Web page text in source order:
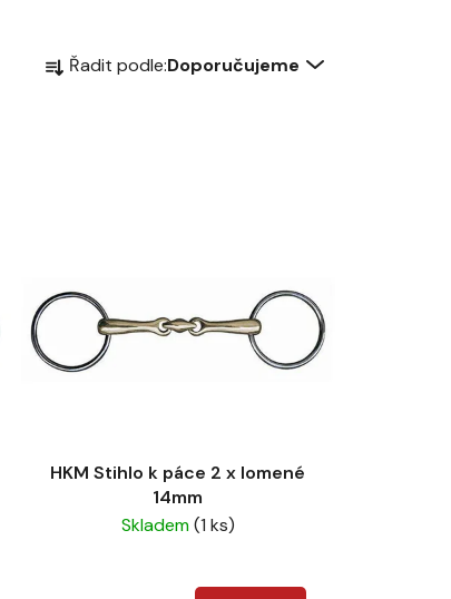
a
d
k
Řadit podle:Doporučujeme
HKM Stihlo k páce 2 x lomené
14mm
Skladem(1 ks)